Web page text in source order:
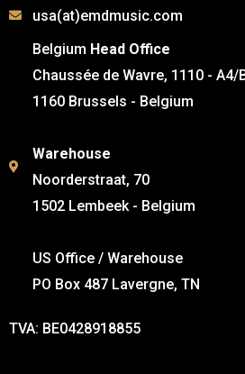
usa(at)emdmusic.com
Belgium Head Office
Chaussée de Wavre, 1110 - A4/
1160 Brussels - Belgium
Warehouse
Noorderstraat, 70
1502 Lembeek - Belgium
US Office / Warehouse
PO Box 487 Lavergne, TN
TVA: BE0428918855